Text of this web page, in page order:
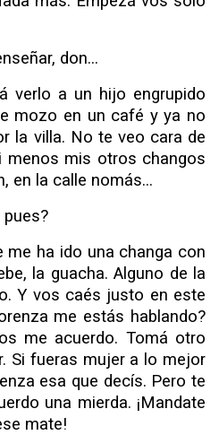
don...
verlo a un hijo engrupido
mozo en un café y ya no
la villa. No te veo cara de
menos mis otros changos
en la calle nomás...
ha ido una changa con
la guacha. Alguno de la
Y vos caés justo en este
me estás hablando?
me acuerdo. Tomá otro
Si fueras mujer a lo mejor
esa que decís. Pero te
una mierda. ¡Mandate
mate!